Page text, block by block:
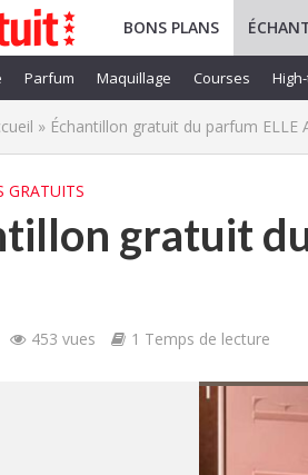
BONS PLANS
Parfum Maquillage Courses
» Échantillon gratuit du parfum ELLE
GRATUITS
gratuit
453 vues 1 Temps de lecture